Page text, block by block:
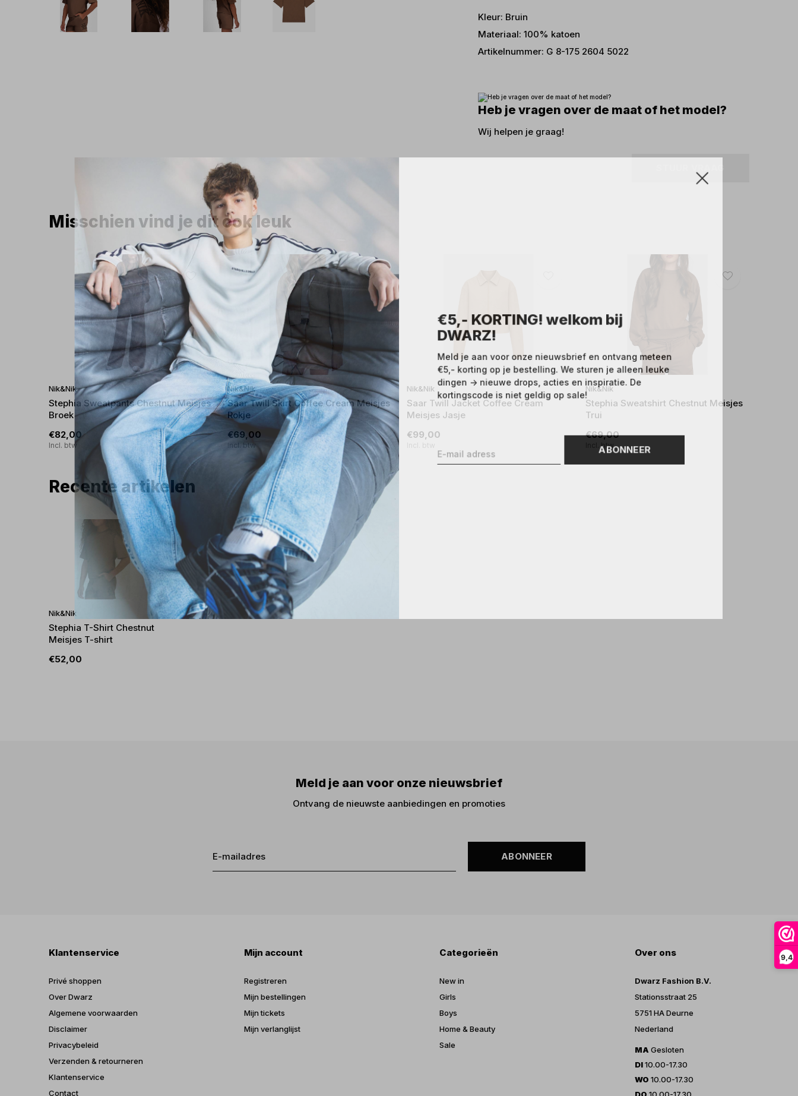
9,4
€5,- KORTING! welkom bij
DWARZ!
Meld je aan voor onze nieuwsbrief en ontvang meteen
€5,- korting op je bestelling. We sturen je alleen leuke
dingen -> nieuwe drops, acties en inspiratie. De
kortingscode is niet geldig op sale!
ABONNEER
Kleur: Bruin
Materiaal: 100% katoen
Artikelnummer: G 8-175 2604 5022
Heb je vragen over de maat of het model?
Wij helpen je graag!
Misschien vind je dit ook leuk
Nik&Nik
Stephia Sweatpants Chestnut Meisjes
Broek
€82,00
Incl. btw
Nik&Nik
Saar Twill Skirt Coffee Cream Meisjes
Rokje
€69,00
Incl. btw
Nik&Nik
Saar Twill Jacket Coffee Cream
Meisjes Jasje
€99,00
Incl. btw
Nik&Nik
Stephia Sweatshirt Chestnut Meisjes
Trui
€69,00
Incl. btw
Recente artikelen
Nik&Nik
Stephia T-Shirt Chestnut
Meisjes T-shirt
€52,00
Meld je aan voor onze nieuwsbrief
Ontvang de nieuwste aanbiedingen en promoties
ABONNEER
Klantenservice
Privé shoppen
Over Dwarz
Algemene voorwaarden
Disclaimer
Privacybeleid
Verzenden & retourneren
Klantenservice
Contact
Mijn account
Registreren
Mijn bestellingen
Mijn tickets
Mijn verlanglijst
Categorieën
New in
Girls
Boys
Home & Beauty
Sale
Over ons
Dwarz Fashion B.V.
Stationsstraat 25
5751 HA Deurne
Nederland
MA Gesloten
DI10.00-17.30
WO 10.00-17.30